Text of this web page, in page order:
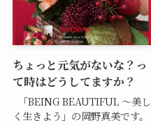
ちょっと元気がないな？っ
て時はどうしてますか？
「BEING BEAUTIFUL 〜美し
く生きよう」の岡野真美です。